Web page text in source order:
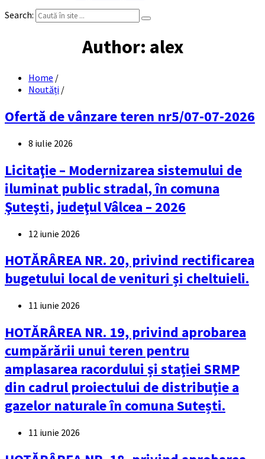
Search:
Author: alex
Home /
Noutăți /
Ofertă de vânzare teren nr5/07-07-2026
8 iulie 2026
Licitaţie – Modernizarea sistemului de
iluminat public stradal, în comuna
Şuteşti, judeţul Vâlcea – 2026
12 iunie 2026
HOTĂRÂREA NR. 20, privind rectificarea
bugetului local de venituri și cheltuieli.
11 iunie 2026
HOTĂRÂREA NR. 19, privind aprobarea
cumpărării unui teren pentru
amplasarea racordului și stației SRMP
din cadrul proiectului de distribuție a
gazelor naturale în comuna Sutești.
11 iunie 2026